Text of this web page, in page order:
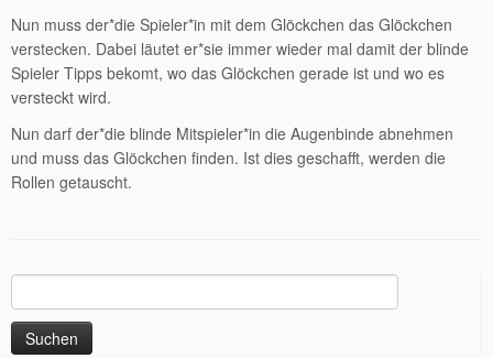
Nun muss der*die Spieler*in mit dem Glöckchen das Glöckchen
verstecken. Dabei läutet er*sie immer wieder mal damit der blinde
Spieler Tipps bekomt, wo das Glöckchen gerade ist und wo es
versteckt wird.
Nun darf der*die blinde Mitspieler*in die Augenbinde abnehmen
und muss das Glöckchen finden. Ist dies geschafft, werden die
Rollen getauscht.
Suchen
nach: